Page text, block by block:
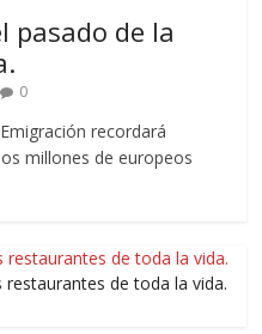
pasado de la
0
recordará
millones de europeos
de toda la vida.